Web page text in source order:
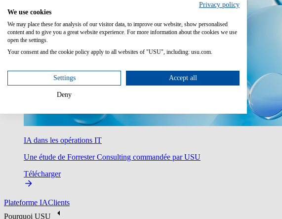
IA dans les opérations IT
Une étude de Forrester Consulting commandée par USU
Télécharger
Plateforme IAClients
Pourquoi USU
Privacy policy
We use cookies
We may place these for analysis of our visitor data, to improve our website, show personalised
content and to give you a great website experience. For more information about the cookies we use
open the settings.
Your consent and the cookie policy apply to all websites of "USU", including: usu.com.
Settings Accept all
Deny